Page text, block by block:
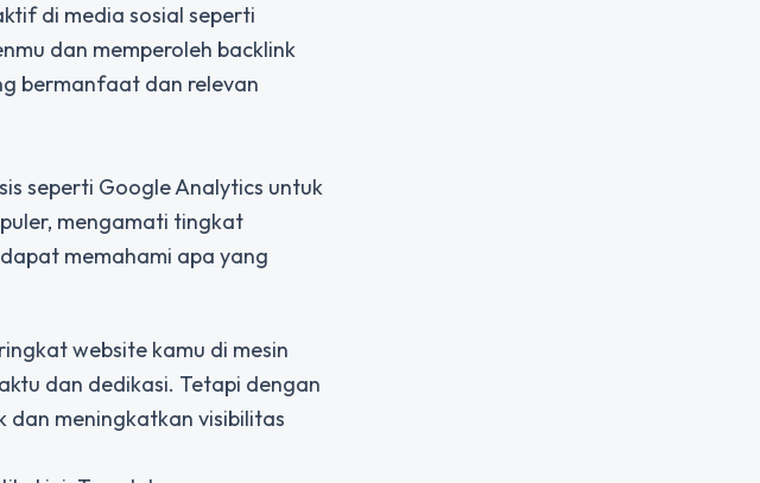
di media sosial seperti
dan memperoleh backlink
bermanfaat dan relevan
seperti Google Analytics untuk
mengamati tingkat
memahami apa yang
website kamu di mesin
dan dedikasi. Tetapi dengan
dan meningkatkan visibilitas